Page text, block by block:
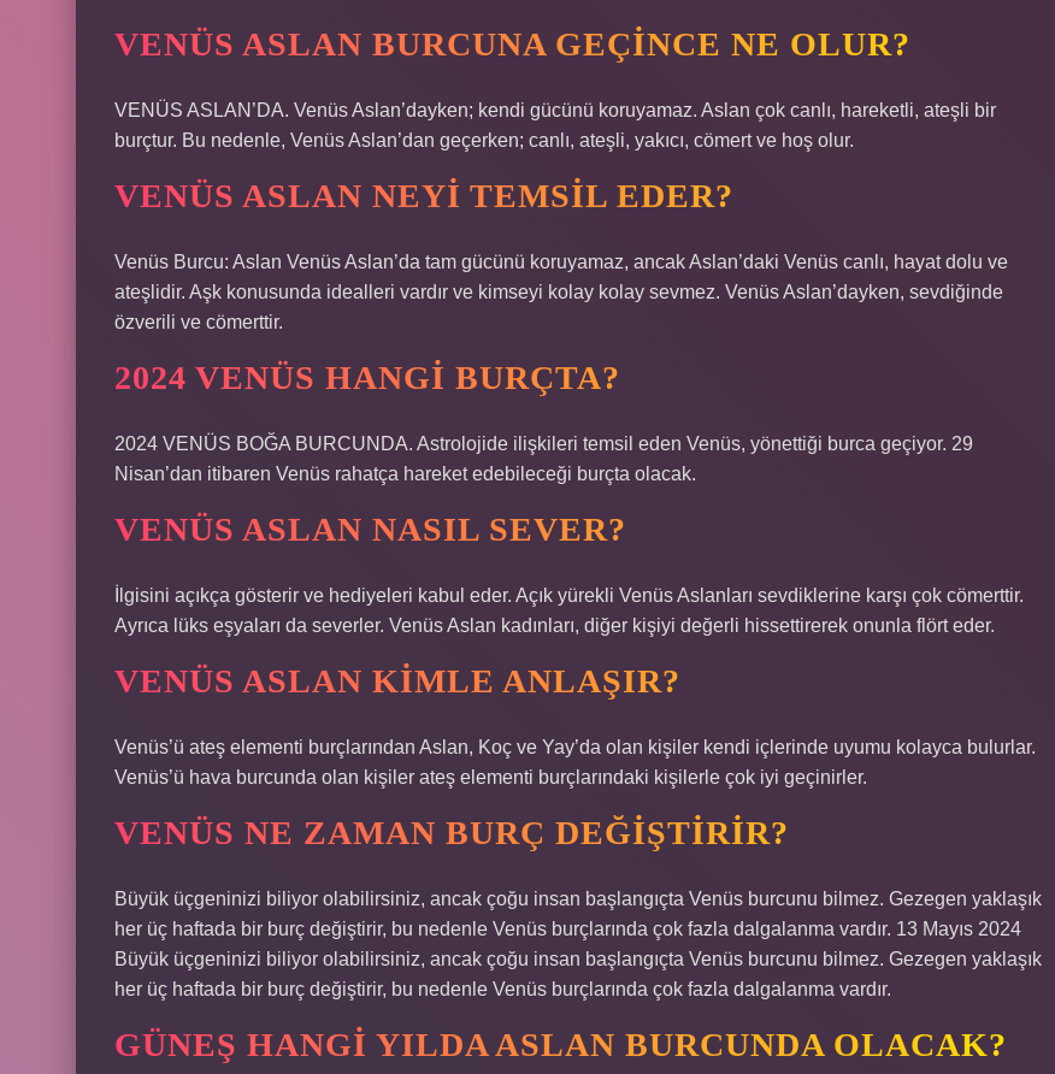
VENÜS ASLAN BURCUNA GEÇINCE NE OLUR?
VENÜS ASLAN’DA. Venüs Aslan’dayken; kendi gücünü koruyamaz. Aslan çok canlı, hareketli, ateşli bir
burçtur. Bu nedenle, Venüs Aslan’dan geçerken; canlı, ateşli, yakıcı, cömert ve hoş olur.
VENÜS ASLAN NEYI TEMSIL EDER?
Venüs Burcu: Aslan Venüs Aslan’da tam gücünü koruyamaz, ancak Aslan’daki Venüs canlı, hayat dolu ve
ateşlidir. Aşk konusunda idealleri vardır ve kimseyi kolay kolay sevmez. Venüs Aslan’dayken, sevdiğinde
özverili ve cömerttir.
2024 VENÜS HANGI BURÇTA?
2024 VENÜS BOĞA BURCUNDA. Astrolojide ilişkileri temsil eden Venüs, yönettiği burca geçiyor. 29
Nisan’dan itibaren Venüs rahatça hareket edebileceği burçta olacak.
VENÜS ASLAN NASIL SEVER?
İlgisini açıkça gösterir ve hediyeleri kabul eder. Açık yürekli Venüs Aslanları sevdiklerine karşı çok cömerttir.
Ayrıca lüks eşyaları da severler. Venüs Aslan kadınları, diğer kişiyi değerli hissettirerek onunla flört eder.
VENÜS ASLAN KIMLE ANLAŞIR?
Venüs’ü ateş elementi burçlarından Aslan, Koç ve Yay’da olan kişiler kendi içlerinde uyumu kolayca bulurlar.
Venüs’ü hava burcunda olan kişiler ateş elementi burçlarındaki kişilerle çok iyi geçinirler.
VENÜS NE ZAMAN BURÇ DEĞIŞTIRIR?
Büyük üçgeninizi biliyor olabilirsiniz, ancak çoğu insan başlangıçta Venüs burcunu bilmez. Gezegen yaklaşık
her üç haftada bir burç değiştirir, bu nedenle Venüs burçlarında çok fazla dalgalanma vardır. 13 Mayıs 2024
Büyük üçgeninizi biliyor olabilirsiniz, ancak çoğu insan başlangıçta Venüs burcunu bilmez. Gezegen yaklaşık
her üç haftada bir burç değiştirir, bu nedenle Venüs burçlarında çok fazla dalgalanma vardır.
GÜNEŞ HANGI YILDA ASLAN BURCUNDA OLACAK?